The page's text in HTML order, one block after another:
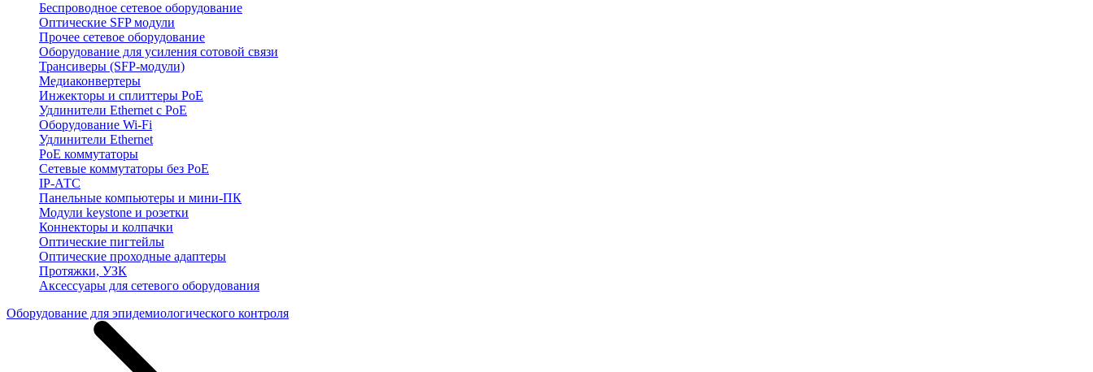
Беспроводное сетевое оборудование
Оптические SFP модули
Прочее сетевое оборудование
Оборудование для усиления сотовой связи
Трансиверы (SFP-модули)
Медиаконвертеры
Инжекторы и сплиттеры PoE
Удлинители Ethernet с PoE
Оборудование Wi-Fi
Удлинители Ethernet
PoE коммутаторы
Сетевые коммутаторы без PoE
IP-АТС
Панельные компьютеры и мини-ПК
Модули keystone и розетки
Коннекторы и колпачки
Оптические пигтейлы
Оптические проходные адаптеры
Протяжки, УЗК
Аксессуары для сетевого оборудования
Оборудование для эпидемиологического контроля